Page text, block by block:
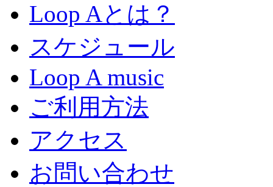
Loop Aとは？
スケジュール
Loop A music
ご利用方法
アクセス
お問い合わせ